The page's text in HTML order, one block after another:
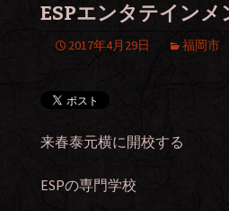
ESPエンタテインメ
2017年4月29日 福岡市
来春泰元横に開校する
ESPの専門学校